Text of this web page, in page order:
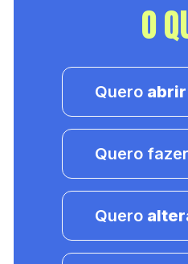
O
Quero abrir
Quero fazer
Quero